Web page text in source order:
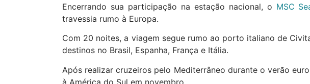
Encerrando sua participação na estação nacional, o MSC
travessia rumo à Europa.
Com 20 noites, a viagem segue rumo ao porto italiano de
destinos no Brasil, Espanha, França e Itália.
Após realizar cruzeiros pelo Mediterrâneo durante o verão
à América do Sul em novembro.